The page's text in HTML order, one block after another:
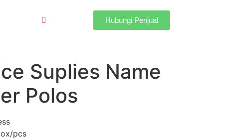
Hubungi Penjual
Suplies Name
Polos
pcs